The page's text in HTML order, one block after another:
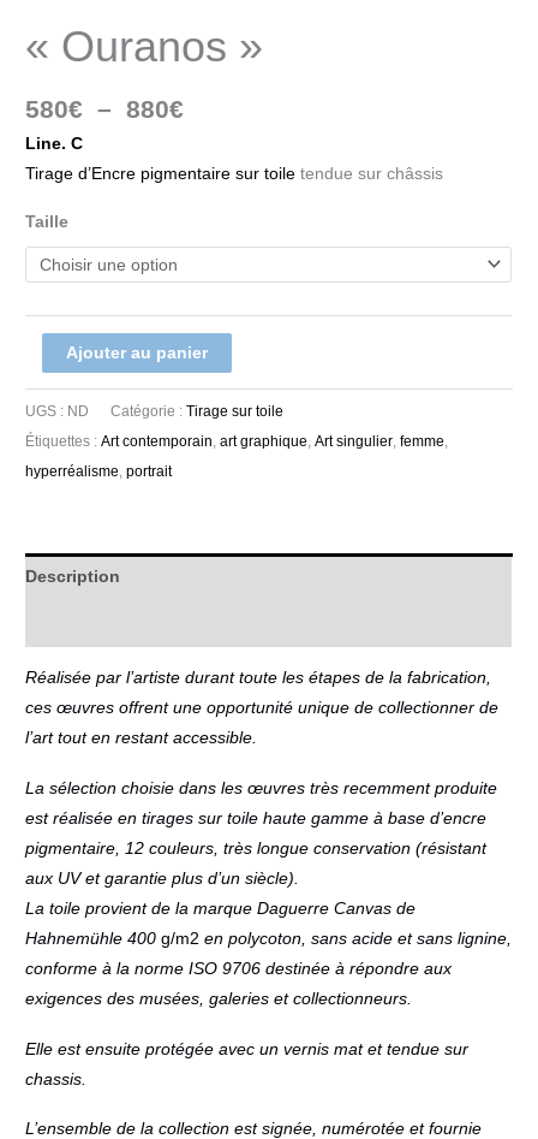
« Ouranos »
580€ – 880€
Line. C
Tirage d’Encre pigmentaire sur toile tendue sur châssis
Taille
Ajouter au panier
UGS : ND Catégorie :Tirage sur toile
Étiquettes :Art contemporain,art graphique,Art singulier,femme,
hyperréalisme,portrait
Description
Réalisée par l’artiste durant toute les étapes de la fabrication,
ces œuvres offrent une opportunité unique de collectionner de
l’art tout en restant accessible.
La sélection choisie dans les œuvres très recemment produite
est réalisée en tirages sur toile haute gamme à base d’encre
pigmentaire, 12 couleurs, très longue conservation (résistant
aux UV et garantie plus d’un siècle).
La toile provient de la marque Daguerre Canvas de
Hahnemühle 400g/m2en polycoton, sans acide et sans lignine,
conforme à la norme ISO 9706 destinée à répondre aux
exigences des musées, galeries et collectionneurs.
Elle est ensuite protégée avec un vernis mat et tendue sur
chassis.
L’ensemble de la collection est signée, numérotée et fournie